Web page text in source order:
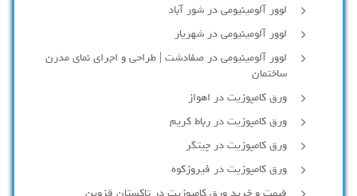
لوور آلومینیومی در شور آباد
لوور آلومينيومي در شهريار
لوور آلومینیومی در صفادشت | طراحی و اجرای نمای مدرن
ساختمان
ورق کامپوزیت در اهواز
ورق کامپوزیت در رباط کریم
ورق کامپوزیت در چیتگر
ورق کامپوزیت در فیروزکوه
قیمت و خرید ورق کامپوزیت در تاکستان قزوین